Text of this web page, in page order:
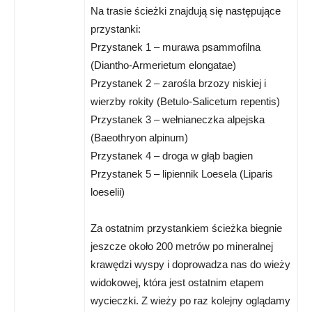
Na trasie ścieżki znajdują się następujące
przystanki:
Przystanek 1 – murawa psammofilna
(Diantho-Armerietum elongatae)
Przystanek 2 – zarośla brzozy niskiej i
wierzby rokity (Betulo-Salicetum repentis)
Przystanek 3 – wełnianeczka alpejska
(Baeothryon alpinum)
Przystanek 4 – droga w głąb bagien
Przystanek 5 – lipiennik Loesela (Liparis
loeselii)
Za ostatnim przystankiem ścieżka biegnie
jeszcze około 200 metrów po mineralnej
krawędzi wyspy i doprowadza nas do wieży
widokowej, która jest ostatnim etapem
wycieczki. Z wieży po raz kolejny oglądamy